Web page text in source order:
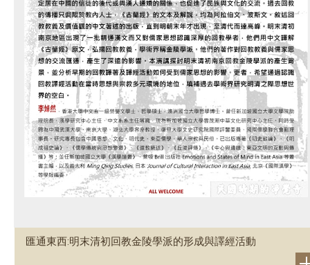
匯通東西:明末清初回教金陵學派的形成與譯經活動